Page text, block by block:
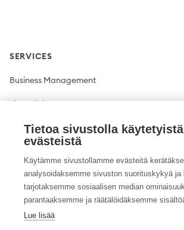
SERVICES
Business Management
Financial Management
Plant production
Climate solutions
Tietoa sivustolla käytetyistä
evästeistä
Käytämme sivustollamme evästeitä
analysoidaksemme sivuston suorituskykyä ja
tarjotaksemme sosiaalisen median
parantaaksemme ja räätälöidäksemme
Lue lisää